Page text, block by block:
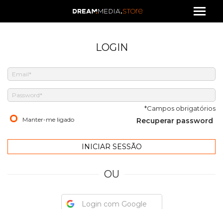
LOGIN
*Campos obrigatórios
Manter-me ligado Recuperar password
OU
Login com Google